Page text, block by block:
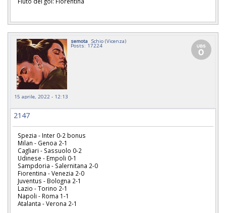
semota Schio (Vicenza)
Posts: 17224
15 aprile, 2022 - 12:13
2147
Spezia - Inter 0-2 bonus
Milan - Genoa 2-1
Cagliari - Sassuolo 0-2
Udinese - Empoli 0-1
Sampdoria - Salernitana 2-0
Fiorentina - Venezia 2-0
Juventus - Bologna 2-1
Lazio - Torino 2-1
Napoli - Roma 1-1
Atalanta - Verona 2-1